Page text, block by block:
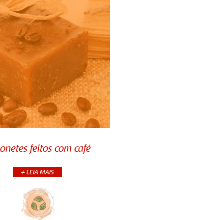
feitos com café
+ LEIA MAIS
feitos com café
é muito mais que uma
aliado para os cuidados
pele. Pensando nisso,
para você uma rece...